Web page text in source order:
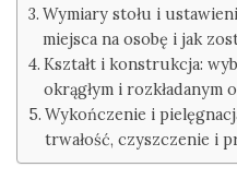
Wymiary stołu i
miejsca na osobę i jak
Kształt i konstrukcja:
okrągłym i rozkładanym
Wykończenie i
trwałość, czyszczenie i